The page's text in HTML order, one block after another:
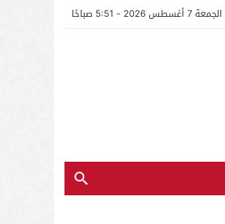
الجمعة 7 أغسطس 2026 - 5:51 صباحًا